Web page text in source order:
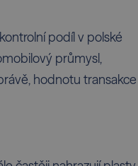
podíl v polské
průmysl,
hodnotu transakce